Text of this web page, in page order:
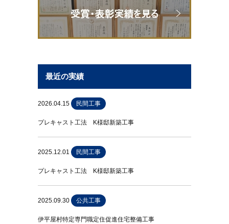
最近の実績
2026.04.15 民間工事
プレキャスト工法 K様邸新築工事
2025.12.01 民間工事
プレキャスト工法 K様邸新築工事
2025.09.30 公共工事
伊平屋村特定専門職定住促進住宅整備工事